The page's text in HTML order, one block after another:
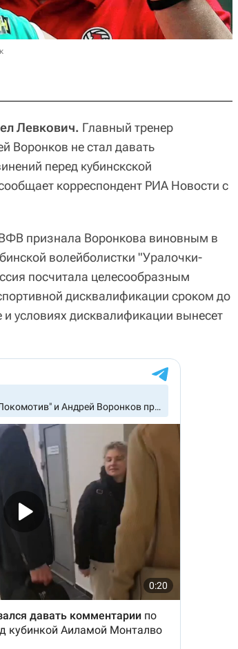
Левкович. Главный тренер
Воронков не стал давать
перед кубинскской
корреспондент РИА Новости с
признала Воронкова виновным в
волейболистки "Уралочки-
посчитала целесообразным
дисквалификации сроком до
условиях дисквалификации вынесет